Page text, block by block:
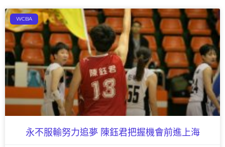
WCBA
永不服輸努力追夢 陳鈺君把握機會前進上海